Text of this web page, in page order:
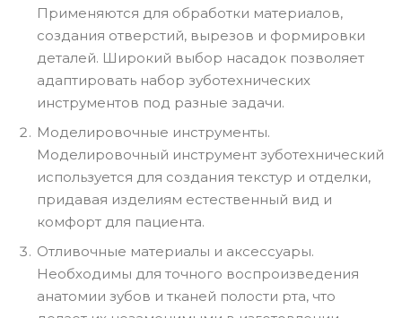
Применяются для обработки материалов,
создания отверстий, вырезов и формировки
деталей. Широкий выбор насадок позволяет
адаптировать набор зуботехнических
инструментов под разные задачи.
Моделировочные инструменты.
Моделировочный инструмент зуботехнический
используется для создания текстур и отделки,
придавая изделиям естественный вид и
комфорт для пациента.
Отливочные материалы и аксессуары.
Необходимы для точного воспроизведения
анатомии зубов и тканей полости рта, что